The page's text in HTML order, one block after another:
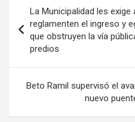
de
entradas
La Municipalidad les
reglamenten el ingreso y
que obstruyen la vía
predios
Beto Ramil supervisó el
nuevo